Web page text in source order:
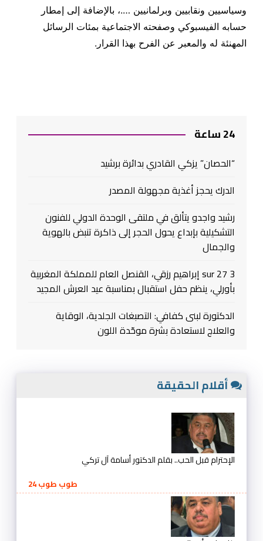
وسياسيين ونقابيين وبرلمانيين ….، بالإضافة إلى إمطار
حسابه الفيسبوكي وصفحته الاجتماعية بمئات الرسائل
المهنئة له والمعبر عن الفرح بهذا القرار .
24 ساعة
“الحصان” يزكي القادري بدائرة برشيد
الدرك يحجز أغذية مجهولة المصدر
رشيد واجدو يتألق في ملتقى الوحدة الدولي للفنون
التشكيلية بإبداع يحول الحجر إلى ذاكرة تنبض بالهوية
والجمال
3 sur 27 إبراهيم رزقي، القنصل العام للمملكة المغربية
بأورلي، ينظم حفل استقبال بمناسبة عيد العرش المجيد
الدكتورة لبنى كفافي: التصبغات الجلدية، الوقاية
والعلاج لاستعادة بشرة موحّدة اللون
أقلام الحقيقة
الإحترام قبل الحب.. بقلم الدكتور أسامة آل تركي
طوب طوب 24